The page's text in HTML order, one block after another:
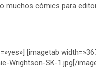
muchos cómics para
[imagetab
Wrightson-SK-1.jpg[/